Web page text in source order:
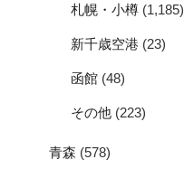
札幌・小樽 (1,185)
新千歳空港 (23)
函館 (48)
その他 (223)
青森 (578)